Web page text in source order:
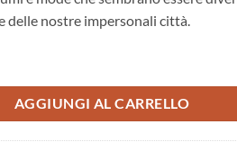
delle nostre impersonali città.
AGGIUNGI AL CARRELLO